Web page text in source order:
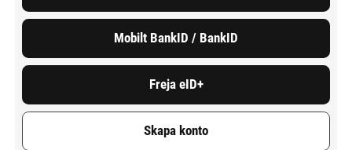
Mobilt BankID / BankID
Freja eID+
Skapa konto